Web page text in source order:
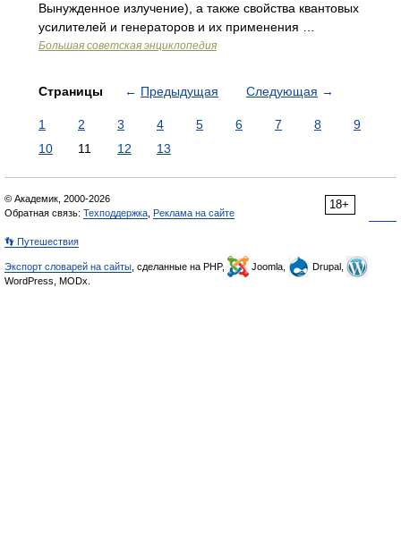
Вынужденное излучение), а также свойства квантовых
усилителей и генераторов и их применения …
Большая советская энциклопедия
Страницы ← Предыдущая Следующая →
1 2 3 4 5 6 7 8
9
10
11 12 13
18+
© Академик, 2000-2026
Обратная связь: Техподдержка Реклама на сайте
👣 Путешествия
Экспорт словарей на сайты , сделанные на PHP, Joomla,
Drupal,
WordPress, MODx.